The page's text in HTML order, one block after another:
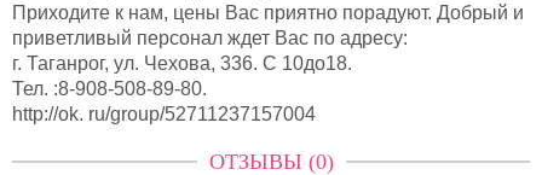
Приходите к нам, цены Вас приятно порадуют. Добрый и
приветливый персонал ждет Вас по адресу:
г. Таганрог, ул. Чехова, 336. С 10до18.
Тел. :8-908-508-89-80.
http://ok. ru/group/52711237157004
ОТЗЫВЫ (0)